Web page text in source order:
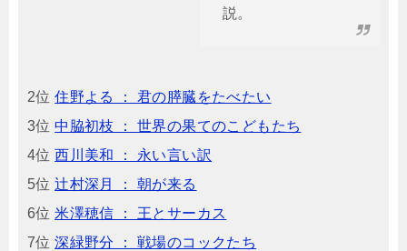
説。
2位住野よる ： 君の膵臓をたべたい
3位中脇初枝 ： 世界の果てのこどもたち
4位西川美和 ： 永い言い訳
5位辻村深月 ： 朝が来る
6位米澤穂信 ： 王とサーカス
7位深緑野分 ： 戦場のコックたち